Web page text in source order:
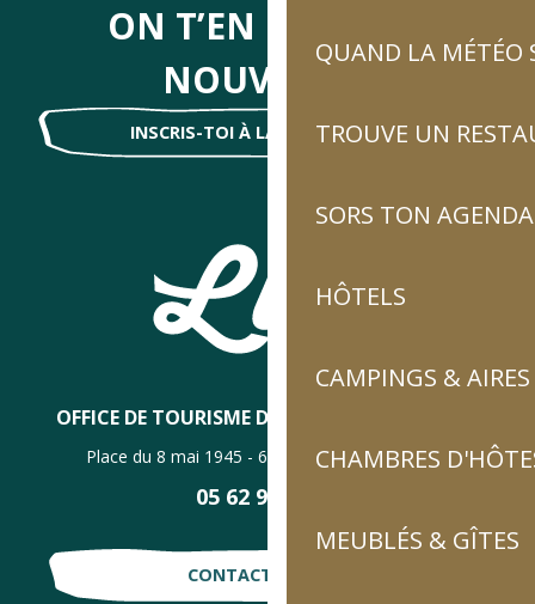
QUAND LA MÉTÉO
TROUVE UN
SORS TON AGENDA
HÔTELS
CAMPINGS &
CHAMBRES
MEUBLÉS & GÎTES
ON T’EN DIRA DES
NOUVELLES
INSCRIS-TOI À LA NEWSLETTER !
OFFICE DE TOURISME DE LUZ-SAINT-SAUVEUR
Place du 8 mai 1945 - 65120 Luz-Saint-Sauveur
05 62 92 30 30
CONTACTE-NOUS !